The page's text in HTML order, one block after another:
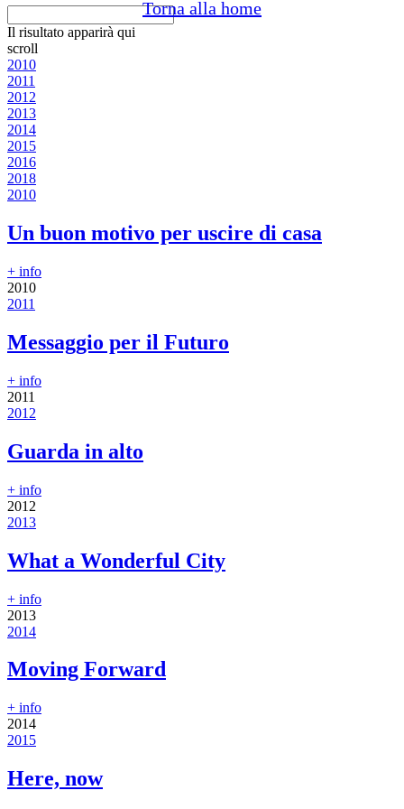
Il risultato apparirà qui
scroll
2010
2011
2012
2013
2014
2015
2016
2018
2010
Un buon motivo per uscire di casa
+ info
2010
2011
Messaggio per il Futuro
+ info
2011
2012
Guarda in alto
+ info
2012
2013
What a Wonderful City
+ info
2013
2014
Moving Forward
+ info
2014
2015
Here, now
Torna alla home